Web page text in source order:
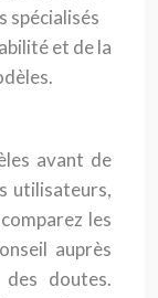
spécialisés
et de la
avant de
utilisateurs,
les
auprès
doutes.